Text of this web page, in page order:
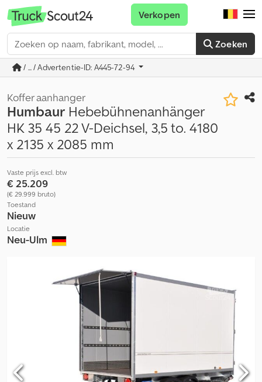
Zoeken
Verkopen
/ ... / Advertentie-ID: A445-72-94
Koffer aanhanger
Humbaur Hebebühnenanhänger
HK 35 45 22 V-Deichsel, 3,5 to. 4180
x 2135 x 2085 mm
Vaste prijs excl. btw
€ 25.209
(€ 29.999 bruto)
Toestand
Nieuw
Locatie
Neu-Ulm